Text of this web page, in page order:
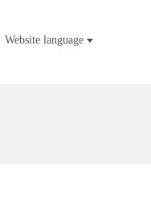
Website language